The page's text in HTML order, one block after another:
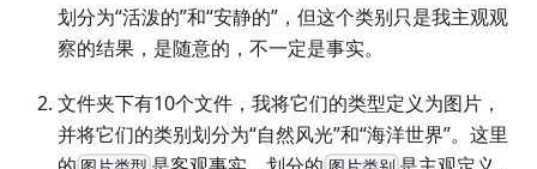
划分为“活泼的”和“安静的”，但这个类别只是我主观观
察的结果，是随意的，不一定是事实。
文件夹下有10个文件，我将它们的类型定义为图片，
并将它们的类别划分为“自然风光”和“海洋世界”。这里